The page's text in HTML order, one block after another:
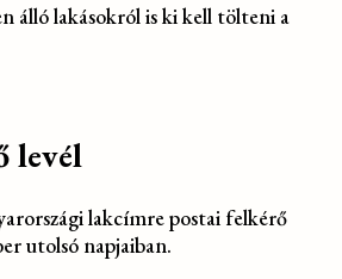
álló lakásokról is ki kell tölteni a
levél
lakcímre postai felkérő
utolsó napjaiban.